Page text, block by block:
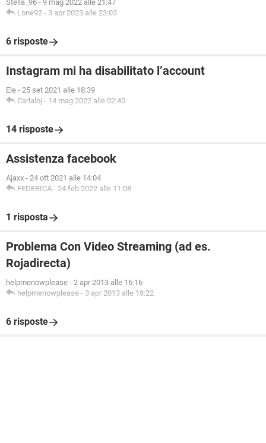
Stella_96 - 9 mag 2022 alle 21:47
Lone92 - 3 apr 2023 alle 23:03
6 risposte
Instagram mi ha disabilitato l’account
Ele - 25 set 2021 alle 18:39
Carlaloj - 14 mag 2022 alle 02:40
14 risposte
Assistenza facebook
Ajaxx - 24 ott 2021 alle 14:04
FEDERICA - 24 feb 2022 alle 11:08
1 risposta
Problema Con Video Streaming (ad es.
Rojadirecta)
helpmenowplease - 2 apr 2013 alle 16:16
helpmenowplease - 3 apr 2013 alle 18:22
6 risposte